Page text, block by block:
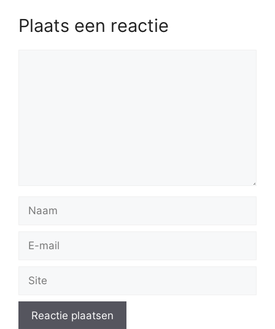
Plaats een reactie
mail